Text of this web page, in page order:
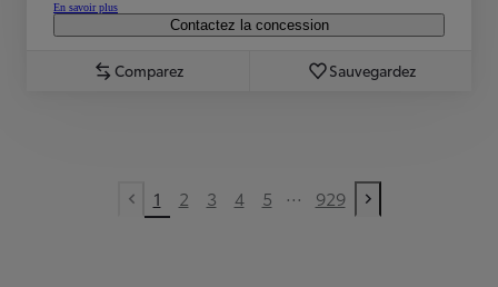
En savoir plus
Contactez la concession
Comparez Sauvegardez
Previous page
1 2 3 4 5 ... 929
Next page